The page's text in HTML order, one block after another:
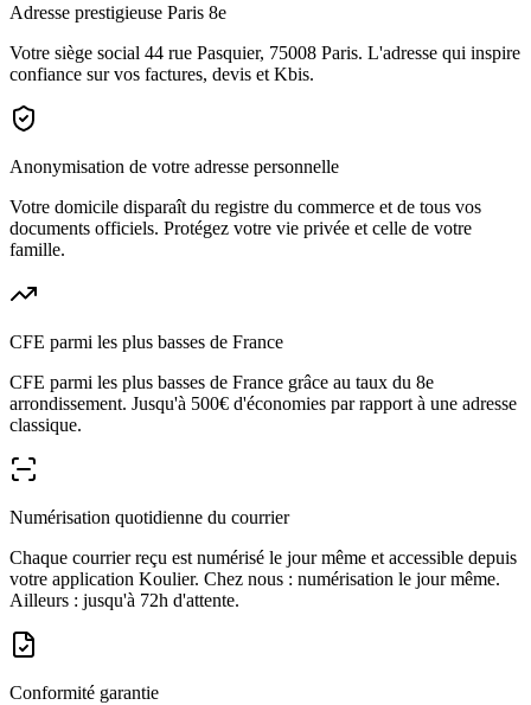
Adresse prestigieuse Paris 8e
Votre siège social 44 rue Pasquier, 75008 Paris. L'adresse qui inspire
confiance sur vos factures, devis et Kbis.
Anonymisation de votre adresse personnelle
Votre domicile disparaît du registre du commerce et de tous vos
documents officiels. Protégez votre vie privée et celle de votre
famille.
CFE parmi les plus basses de France
CFE parmi les plus basses de France grâce au taux du 8e
arrondissement. Jusqu'à 500€ d'économies par rapport à une adresse
classique.
Numérisation quotidienne du courrier
Chaque courrier reçu est numérisé le jour même et accessible depuis
votre application Koulier. Chez nous : numérisation le jour même.
Ailleurs : jusqu'à 72h d'attente.
Conformité garantie